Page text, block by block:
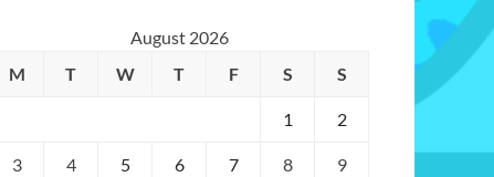
August 2026
M
T W T F S S
1 2
3 4 5 6 7 8 9